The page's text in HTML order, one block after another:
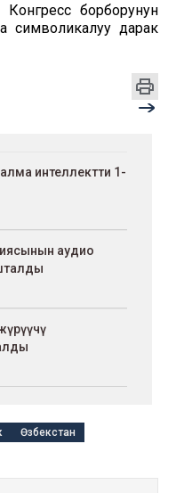
борборунун
символикалуу дарак
интеллектти 1-
аудио
Өзбекстан